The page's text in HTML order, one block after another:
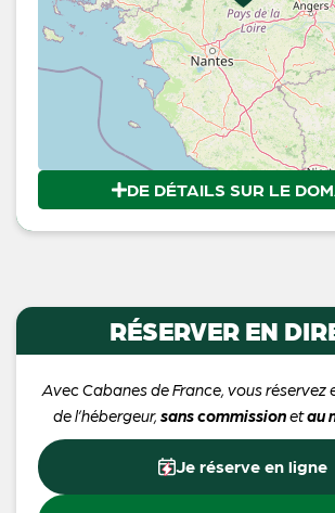
DE DÉTAILS SUR LE
RÉSERVER EN
Avec Cabanes de France, vous réservez
de l’hébergeur, sans commissionetau
Je réserve en ligne